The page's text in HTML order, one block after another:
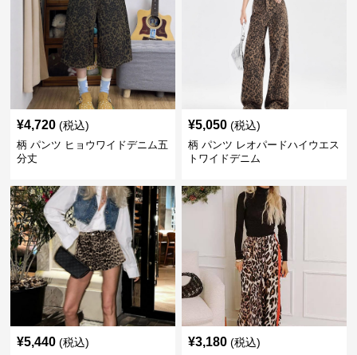
¥4,720 (税込)
柄 パンツ ヒョウワイドデニム五
分丈
¥5,050 (税込)
柄 パンツ レオパードハイウエス
トワイドデニム
¥5,440 (税込) ¥3,180 (税込)